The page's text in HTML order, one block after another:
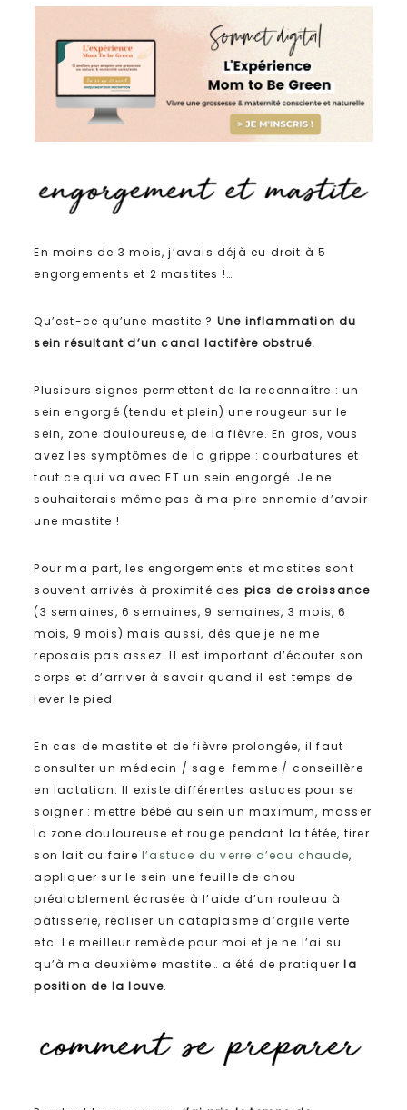
En moins de 3 mois, j’avais déjà eu droit à 5
engorgements et 2 mastites !…
Qu’est-ce qu’une mastite ? Une inflammation du
sein résultant d’un canal lactifère obstrué.
Plusieurs signes permettent de la reconnaître : un
sein engorgé (tendu et plein) une rougeur sur le
sein, zone douloureuse, de la fièvre. En gros, vous
avez les symptômes de la grippe : courbatures et
tout ce qui va avec ET un sein engorgé. Je ne
souhaiterais même pas à ma pire ennemie d’avoir
une mastite !
Pour ma part, les engorgements et mastites sont
souvent arrivés à proximité des pics de croissance
(3 semaines, 6 semaines, 9 semaines, 3 mois, 6
mois, 9 mois) mais aussi, dès que je ne me
reposais pas assez. Il est important d’écouter son
corps et d’arriver à savoir quand il est temps de
lever le pied.
En cas de mastite et de fièvre prolongée, il faut
consulter un médecin / sage-femme / conseillère
en lactation. Il existe différentes astuces pour se
soigner : mettre bébé au sein un maximum, masser
la zone douloureuse et rouge pendant la tétée, tirer
son lait ou faire l’astuce du verre d’eau chaude,
appliquer sur le sein une feuille de chou
préalablement écrasée à l’aide d’un rouleau à
pâtisserie, réaliser un cataplasme d’argile verte
etc. Le meilleur remède pour moi et je ne l’ai su
qu’à ma deuxième mastite… a été de pratiquerla
position de la louve.